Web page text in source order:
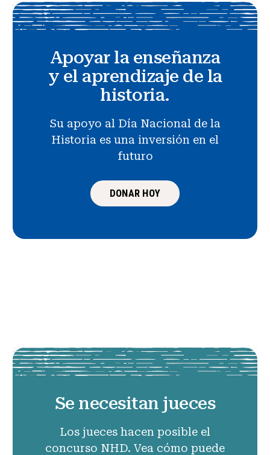
Apoyar la enseñanza
y el aprendizaje de la
historia.
Su apoyo al Día Nacional de la
Historia es una inversión en el
futuro
DONAR HOY
Se necesitan jueces
Los jueces hacen posible el
concurso NHD. Vea cómo puede